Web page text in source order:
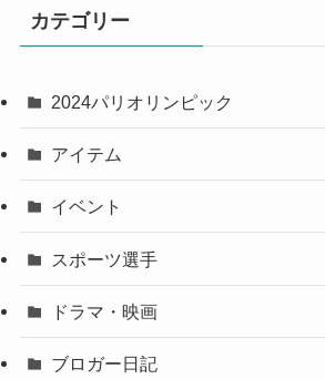
カテゴリー
2024パリオリンピック
アイテム
イベント
スポーツ選手
ドラマ・映画
ブロガー日記